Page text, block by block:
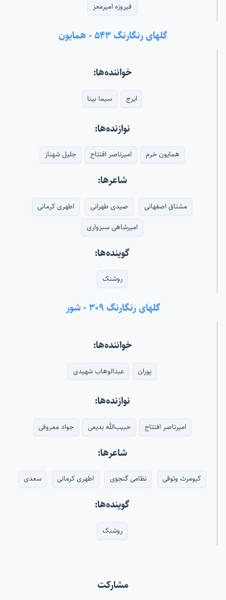
فیروزه امیرمعز
گلهای رنگارنگ ۵۴۳ - همایون
خواننده‌ها:
ایرج سیما بینا
نوازنده‌ها:
همایون خرم امیرناصر افتتاح جلیل شهناز
شاعرها:
مشتاق اصفهانی صیدی طهرانی
اطهری کرمانی
امیرشاهی سبزواری
گوینده‌ها:
روشنک
گلهای رنگارنگ ۳۰۹ - شور
خواننده‌ها:
پوران عبدالوهاب شهیدی
نوازنده‌ها:
امیرناصر افتتاح حبیب‌الله بدیعی جواد معروفی
شاعرها:
کیومرث وثوقی نظامی گنجوی اطهری کرمانی سعدی
گوینده‌ها:
روشنک
مشارکت